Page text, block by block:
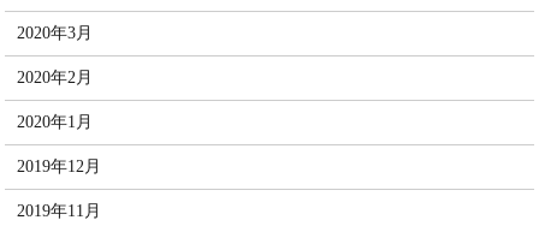
2020年3月
2020年2月
2020年1月
2019年12月
2019年11月